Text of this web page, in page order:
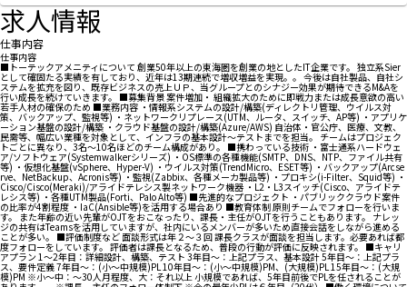
求人情報
仕事内容
仕事内容
■トーテックアメニティについて 創業50年以上の東海圏を創業の地としたIT企業です。 独立系Sier
として確固たる実績を有しており、近年は13期連続で増収増益を実現。。 今後は自社製品、自社シ
ステムを拡充を図り、既存ビジネスの売上ＵＰ、当グループとのシナジー効果が期待できるM&Aを
行い成長を続けていきます。 ■募集背景 案件増加・ 組織拡大のために即戦力または成長意欲の高い
若手人材の確保のため ■業務内容 ・情報系システムの設計/構築(ディレクトリ管理、ウイルス対
策、バックアップ、監視等) ・ネットワークリプレース(UTM、ルータ、スイッチ、AP等) ・アプリケ
ーション基盤の設計/構築 ・クラウド基盤の設計/構築(Azure/AWS) 自治体・官公庁、医療、文教、
民需等、幅広い業種を対象として、インフラの基本設計～テストまでを担当。 チームはプロジェク
トごとに異なり、3名～10名ほどのチーム構成があり。 ■携わっている技術 ・富士通系ハードウェ
ア/ソフトウェア(Systemwalkerシリーズ) ・OS標準の各種機能(SMTP、DNS、NTP、ファイル共有
等) ・仮想化基盤(vSphere、Hyper-V) ・ウイルス対策(TrendMicro、ESET等) ・バックアップ(Arcse
rve、NetBackup、Acronis等) ・監視(Zabbix、各種メーカ製品等) ・プロキシ(i-Filter、Squid等) ・
Cisco/Cisco(Meraki)/アライドテレシス製ネットワーク機器 ・L2・L3スイッチ(Cisco、アライドテ
レシス等) ・各種UTM製品(Forti、Palo Alto等) ■先進的なプロジェクト ・パブリッククラウド案件
の比率が4割程度 ・IaC(Ansible等)を活用する場合あり ■教育体制 原則チームでフォローを行いま
す。 また年齢の近い先輩がOJTをおこなったり、課長・主任がOJTを行うこともあります。 ナレッ
ジの共有はTeamsを活用していますが、社内にいるメンバーが多いため直接会話をしながら進める
ことが多い。 ■評価制度など 面談形式は年２～３回 課長クラスが面談を担当します。必要あれば都
度フォローをしています。 評価者は課長となるため、普段の行動が評価に反映されます。 ■キャリ
アプラン 1～2年目：詳細設計、構築、テスト 3年目～：上記プラス、基本設計 5年目～：上記プラ
ス、要件定義 7年目～：(小～中規模)PL 10年目～：(小～中規模)PM、(大規模)PL 15年目～：(大規
模)PM ※小～中：～30人月程度、大：それ以上 小規模であれば、5年目前後でPLを任されることが